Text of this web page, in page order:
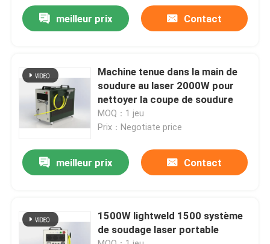
Spectacle RV
Visite de l'usine
Contrôle de qualité
Nous contacter
Laser à fibre verte
meilleur prix Contact
Machine tenue dans la main de
soudure au laser 2000W pour
nettoyer la coupe de soudure
MOQ：1 jeu
Prix：Negotiate price
meilleur prix Contact
1500W lightweld 1500 système
de soudage laser portable